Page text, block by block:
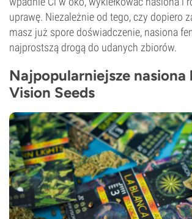
uprawę. Niezależnie od tego, czy dopiero
masz już spore doświadczenie, nasiona
najprostszą drogą do udanych zbiorów.
Najpopularniejsze nasiona
Vision Seeds